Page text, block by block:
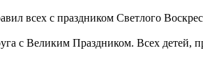
всех с праздником Светлого
с Великим Праздником. Всех